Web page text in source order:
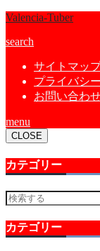
Valencia-Tuber
search
サイトマッ
プライバシ
お問い合わ
menu
CLOSE
カテゴリー
カテゴリー